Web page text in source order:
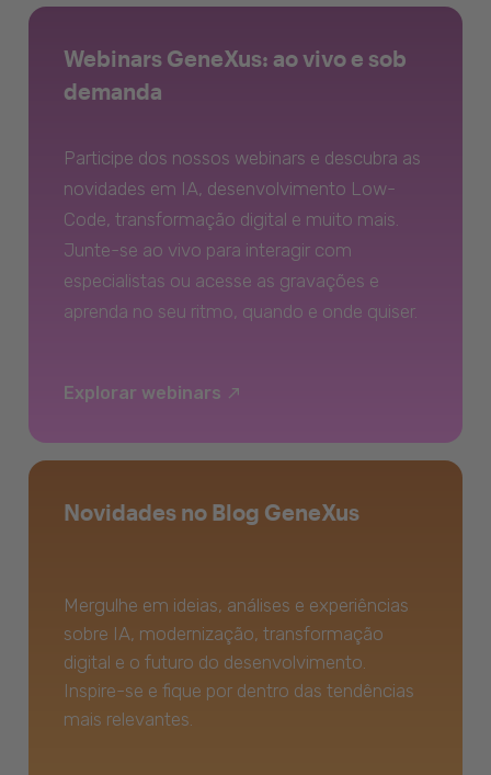
Webinars GeneXus: ao vivo e sob
demanda
Participe dos nossos webinars e descubra as
novidades em IA, desenvolvimento Low-
Code, transformação digital e muito mais.
Junte-se ao vivo para interagir com
especialistas ou acesse as gravações e
aprenda no seu ritmo, quando e onde quiser.
Explorar webinars
Novidades no Blog GeneXus
Mergulhe em ideias, análises e experiências
sobre IA, modernização, transformação
digital e o futuro do desenvolvimento.
Inspire-se e fique por dentro das tendências
mais relevantes.